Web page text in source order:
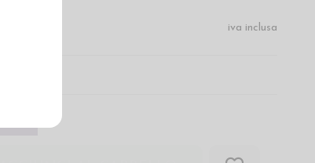
iva inclusa